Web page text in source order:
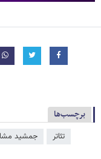
برچسب‌ها
تئاتر جمشید